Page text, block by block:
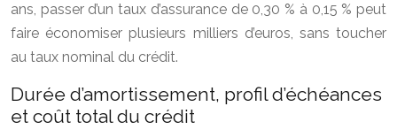
ans, passer d’un taux d’assurance de 0,30 % à 0,15 % peut
faire économiser plusieurs milliers d’euros, sans toucher
au taux nominal du crédit.
Durée d’amortissement, profil d’échéances
et coût total du crédit